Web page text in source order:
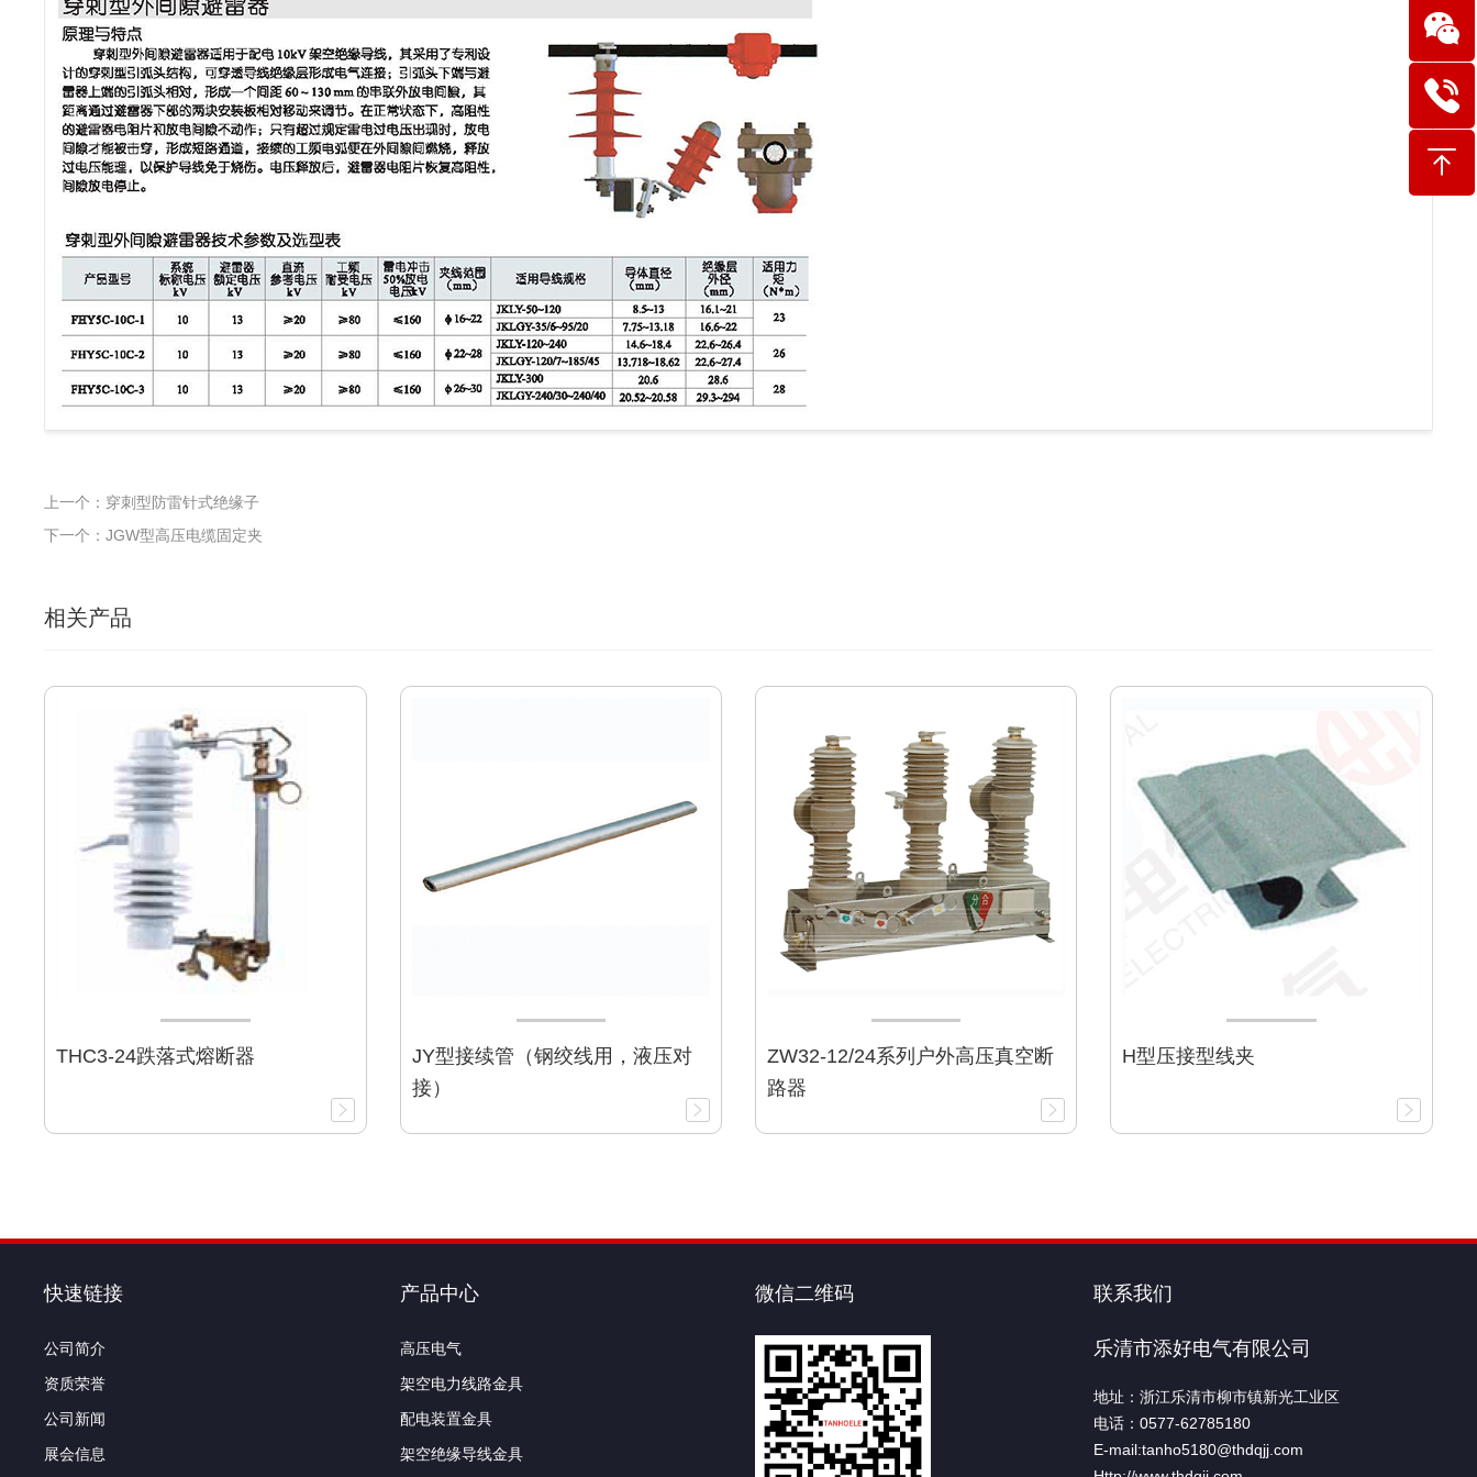
上一个：穿刺型防雷针式绝缘子
下一个：JGW型高压电缆固定夹
相关产品
THC3-24跌落式熔断器
JY型接续管（钢绞线用，液压对
接）
ZW32-12/24系列户外高压真空断
路器
H型压接型线夹
快速链接
公司简介
资质荣誉
公司新闻
展会信息
产品中心
高压电气
架空电力线路金具
配电装置金具
架空绝缘导线金具
微信二维码 联系我们
乐清市添好电气有限公司
地址：浙江乐清市柳市镇新光工业区
电话：0577-62785180
E-mail:tanho5180@thdqjj.com